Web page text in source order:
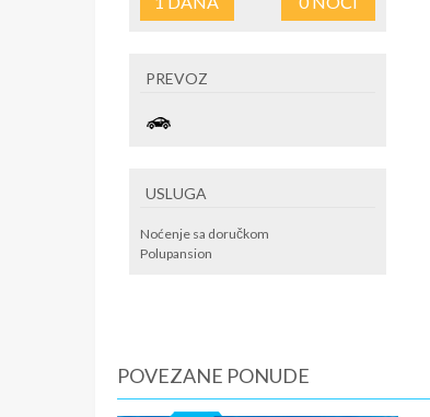
PREVOZ
USLUGA
Noćenje sa doručkom
Polupansion
POVEZANE PONUDE